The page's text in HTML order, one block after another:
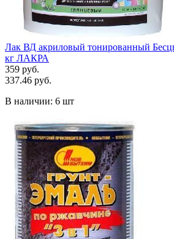
Лак ВД акриловый тонированный
кг ЛАКРА
359 руб.
337.46 руб.
В наличии: 6 шт